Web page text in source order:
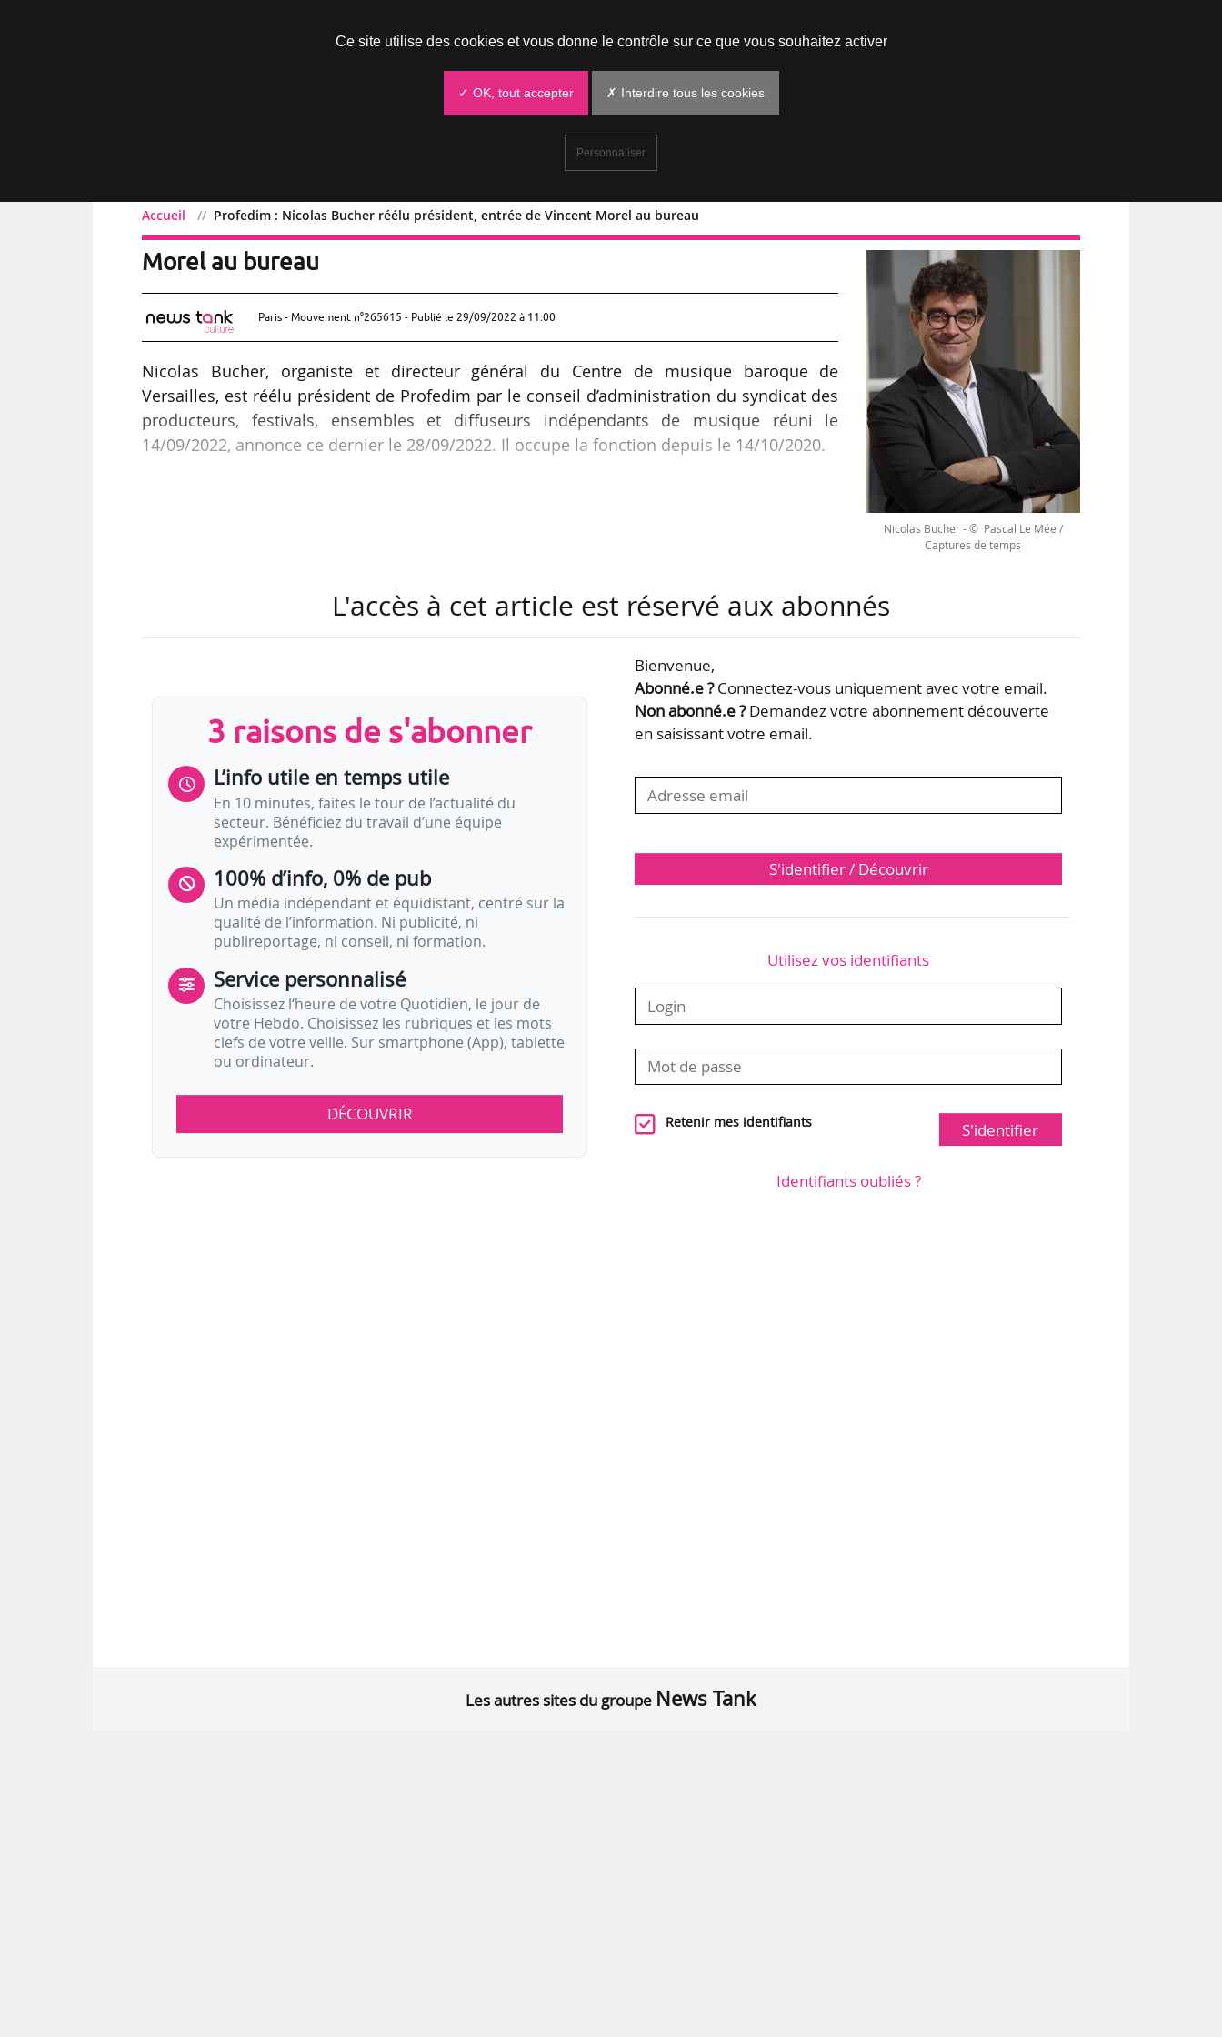
Accueil Profedim : Nicolas Bucher réélu président, entrée de Vincent Morel au bureau
Profedim : Nicolas Bucher réélu président, entrée de Vincent
Morel au bureau
Paris - Mouvement n°265615 - Publié le 29/09/2022 à 11:00
Nicolas Bucher, organiste et directeur général du Centre de musique baroque de
Versailles, est réélu président de Profedim par le conseil d’administration du syndicat des
producteurs, festivals, ensembles et diffuseurs indépendants de musique réuni le
14/09/2022, annonce ce dernier le 28/09/2022. Il occupe la fonction depuis le 14/10/2020.
Musicales de Reims et du festival Bach en Combrailles, y fait lui son entrée en qualité de
trésorier, en remplacement…
Nicolas Bucher - © Pascal Le Mée /
Captures de temps
L'accès à cet article est réservé aux abonnés
3 raisons de s'abonner
L’info utile en temps utile
En 10 minutes, faites le tour de l’actualité du
secteur. Bénéficiez du travail d’une équipe
expérimentée.
100% d’info, 0% de pub
Un média indépendant et équidistant, centré sur la
qualité de l’information. Ni publicité, ni
publireportage, ni conseil, ni formation.
Service personnalisé
Choisissez l‘heure de votre Quotidien, le jour de
votre Hebdo. Choisissez les rubriques et les mots
clefs de votre veille. Sur smartphone (App), tablette
ou ordinateur.
DÉCOUVRIR
Bienvenue,
Abonné.e ?Connectez-vous uniquement avec votre email.
Non abonné.e ?Demandez votre abonnement découverte
en saisissant votre email.
S'identifier / Découvrir
Utilisez vos identifiants
Retenir mes identifiants S'identifier
Identifiants oubliés ?
Les autres sites du groupe News Tank
Ce site utilise des cookies et vous donne le contrôle sur ce que vous souhaitez activer
✓ OK, tout accepter ✗ Interdire tous les cookies
Personnaliser